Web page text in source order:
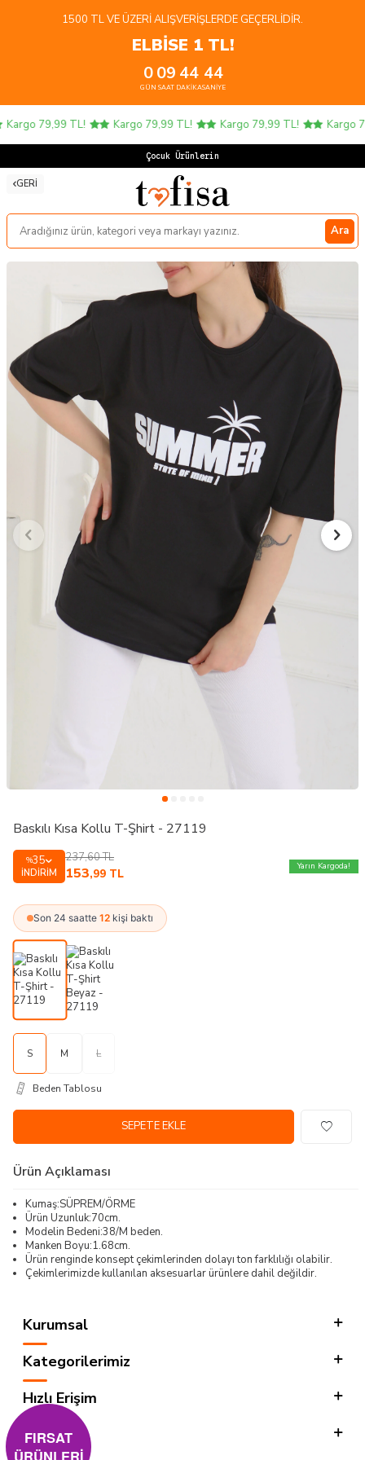
1500 TL VE ÜZERI ALIŞVERIŞLERDE GEÇERLIDIR.
ELBİSE 1 TL!
0
GÜN
09
SAAT
44
DAKIKA
44
SANIYE
79,99 TL! Kargo 79,99 TL! Kargo 79,99 TL! Kargo
Çocuk Ürünlerinde
GERI
Ara
Baskılı Kısa Kollu T-Şhirt - 27119
%35
İNDIRIM
237,60TL
153,99 TL
Yarın Kargoda!
Son 24 saatte 12 kişi baktı
S M L
Beden Tablosu
SEPETE EKLE
Ürün Açıklaması
Kumaş:SÜPREM/ÖRME
Ürün Uzunluk:70cm.
Modelin Bedeni:38/M beden.
Manken Boyu:1.68cm.
Ürün renginde konsept çekimlerinden dolayı ton farklılığı olabilir.
Çekimlerimizde kullanılan aksesuarlar ürünlere dahil değildir.
Kurumsal
Kategorilerimiz
Hızlı Erişim
Sosyal
FIRSAT
ÜRÜNLERİ